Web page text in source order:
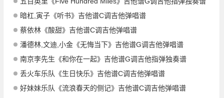
暗杠,寅子《听书》吉他谱C调吉他弹唱谱
蔡依林《酸甜》吉他谱C调吉他弹唱谱
潘德林,文迪,小金《无悔当下》吉他谱G调吉他弹唱谱
南京李先生《和你在一起》吉他谱G调吉他指弹独奏谱
丢火车乐队《生日快乐》吉他谱C调吉他弹唱谱
好妹妹乐队《流浪春天的侧记》吉他谱C调吉他弹唱谱